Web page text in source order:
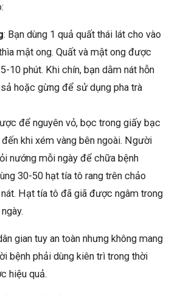
: Bạn dùng 1 quả quất thái lát cho vào
mật ong. Quất và mật ong được
10 phút. Khi chín, bạn dằm nát hỗn
hoặc gừng để sử dụng pha trà
để nguyên vỏ, bọc trong giấy bạc
khi xém vàng bên ngoài. Người
nướng mỗi ngày để chữa bệnh
30-50 hạt tía tô rang trên chảo
Hạt tía tô đã giã được ngâm trong
gian tuy an toàn nhưng không mang
bệnh phải dùng kiên trì trong thời
hiệu quả.